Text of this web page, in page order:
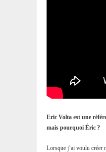
Eric Volta est une
mais pourquoi Éric ?
Lorsque j’ai voulu créer